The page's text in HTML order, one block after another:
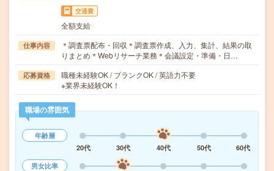
交通費
全額支給
仕事内容
＊調査票配布・回収＊調査票作成、入力、集計、結果の取
りまとめ＊Webリサーチ業務＊会議設定・準備・日…
応募資格
職種未経験OK / ブランクOK / 英語力不要
※業界未経験OK！
職場の雰囲気
年齢層
20代
30代 40代 50代
60代
男女比率